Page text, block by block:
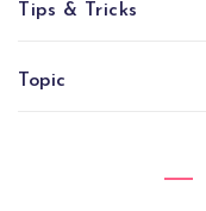
Tips & Tricks
Topic